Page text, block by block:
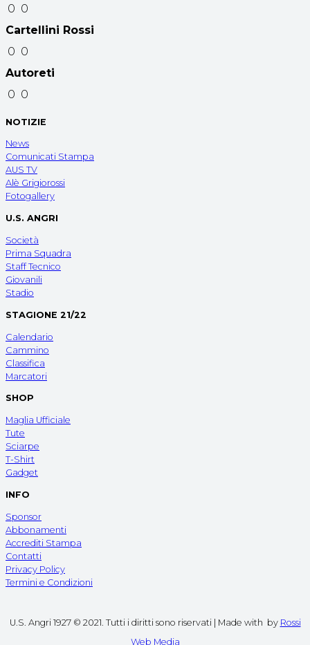
0 0
Cartellini Rossi
0 0
Autoreti
0 0
NOTIZIE
News
Comunicati Stampa
AUS TV
Alè Grigiorossi
Fotogallery
U.S. ANGRI
Società
Prima Squadra
Staff Tecnico
Giovanili
Stadio
STAGIONE 21/22
Calendario
Cammino
Classifica
Marcatori
SHOP
Maglia Ufficiale
Tute
Sciarpe
T-Shirt
Gadget
INFO
Sponsor
Abbonamenti
Accrediti Stampa
Contatti
Privacy Policy
Termini e Condizioni
U.S. Angri 1927 © 2021. Tutti i diritti sono riservati | Made with by Rossi
Web Media